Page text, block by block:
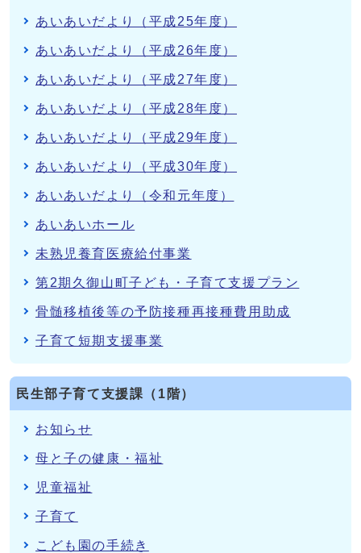
あいあいだより（平成25年度）
あいあいだより（平成26年度）
あいあいだより（平成27年度）
あいあいだより（平成28年度）
あいあいだより（平成29年度）
あいあいだより（平成30年度）
あいあいだより（令和元年度）
あいあいホール
未熟児養育医療給付事業
第2期久御山町子ども・子育て支援プラン
骨髄移植後等の予防接種再接種費用助成
子育て短期支援事業
民生部子育て支援課（1階）
お知らせ
母と子の健康・福祉
児童福祉
子育て
こども園の手続き